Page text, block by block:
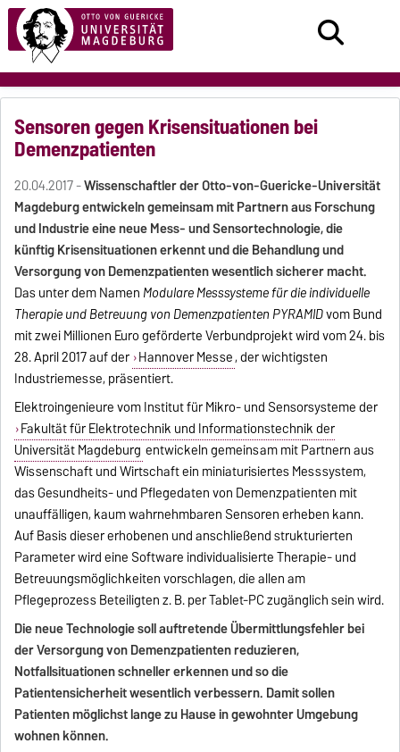
Sensoren gegen Krisensituationen bei
Demenzpatienten
20.04.2017 -Wissenschaftler der Otto-von-Guericke-Universität
Magdeburg entwickeln gemeinsam mit Partnern aus Forschung
und Industrie eine neue Mess- und Sensortechnologie, die
künftig Krisensituationen erkennt und die Behandlung und
Versorgung von Demenzpatienten wesentlich sicherer macht.
Das unter dem Namen Modulare Messsysteme für die individuelle
Therapie und Betreuung von Demenzpatienten PYRAMIDvom Bund
mit zwei Millionen Euro geförderte Verbundprojekt wird vom 24. bis
28. April 2017 auf der Hannover Messe, der wichtigsten
Industriemesse, präsentiert.
Elektroingenieure vom Institut für Mikro- und Sensorsysteme der
Fakultät für Elektrotechnik und Informationstechnik der
Universität Magdeburg entwickeln gemeinsam mit Partnern aus
Wissenschaft und Wirtschaft ein miniaturisiertes Messsystem,
das Gesundheits- und Pflegedaten von Demenzpatienten mit
unauffälligen, kaum wahrnehmbaren Sensoren erheben kann.
Auf Basis dieser erhobenen und anschließend strukturierten
Parameter wird eine Software individualisierte Therapie- und
Betreuungsmöglichkeiten vorschlagen, die allen am
Pflegeprozess Beteiligten z. B. per Tablet-PC zugänglich sein wird.
Die neue Technologie soll auftretende Übermittlungsfehler bei
der Versorgung von Demenzpatienten reduzieren,
Notfallsituationen schneller erkennen und so die
Patientensicherheit wesentlich verbessern. Damit sollen
Patienten möglichst lange zu Hause in gewohnter Umgebung
wohnen können.